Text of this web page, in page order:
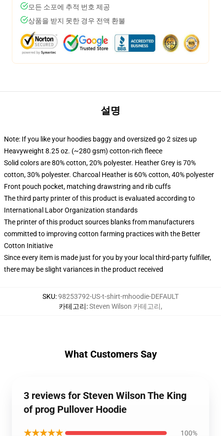
모든 소포에 추적 번호 제공
상품을 받지 못한 경우 전액 환불
설명
Note: If you like your hoodies baggy and oversized go 2 sizes up
Heavyweight 8.25 oz. (~280 gsm) cotton-rich fleece
Solid colors are 80% cotton, 20% polyester. Heather Grey is 70%
cotton, 30% polyester. Charcoal Heather is 60% cotton, 40% polyester
Front pouch pocket, matching drawstring and rib cuffs
The third party printer of this product is evaluated according to
International Labor Organization standards
The printer of this product sources blanks from manufacturers
committed to improving cotton farming practices with the Better
Cotton Initiative
Since every item is made just for you by your local third-party fulfiller,
there may be slight variances in the product received
SKU:98253792-US-t-shirt-mhoodie-DEFAULT
카테고리:Steven Wilson 카테고리,
What Customers Say
3 reviews for Steven Wilson The King
of prog Pullover Hoodie
★★★★★ 100%